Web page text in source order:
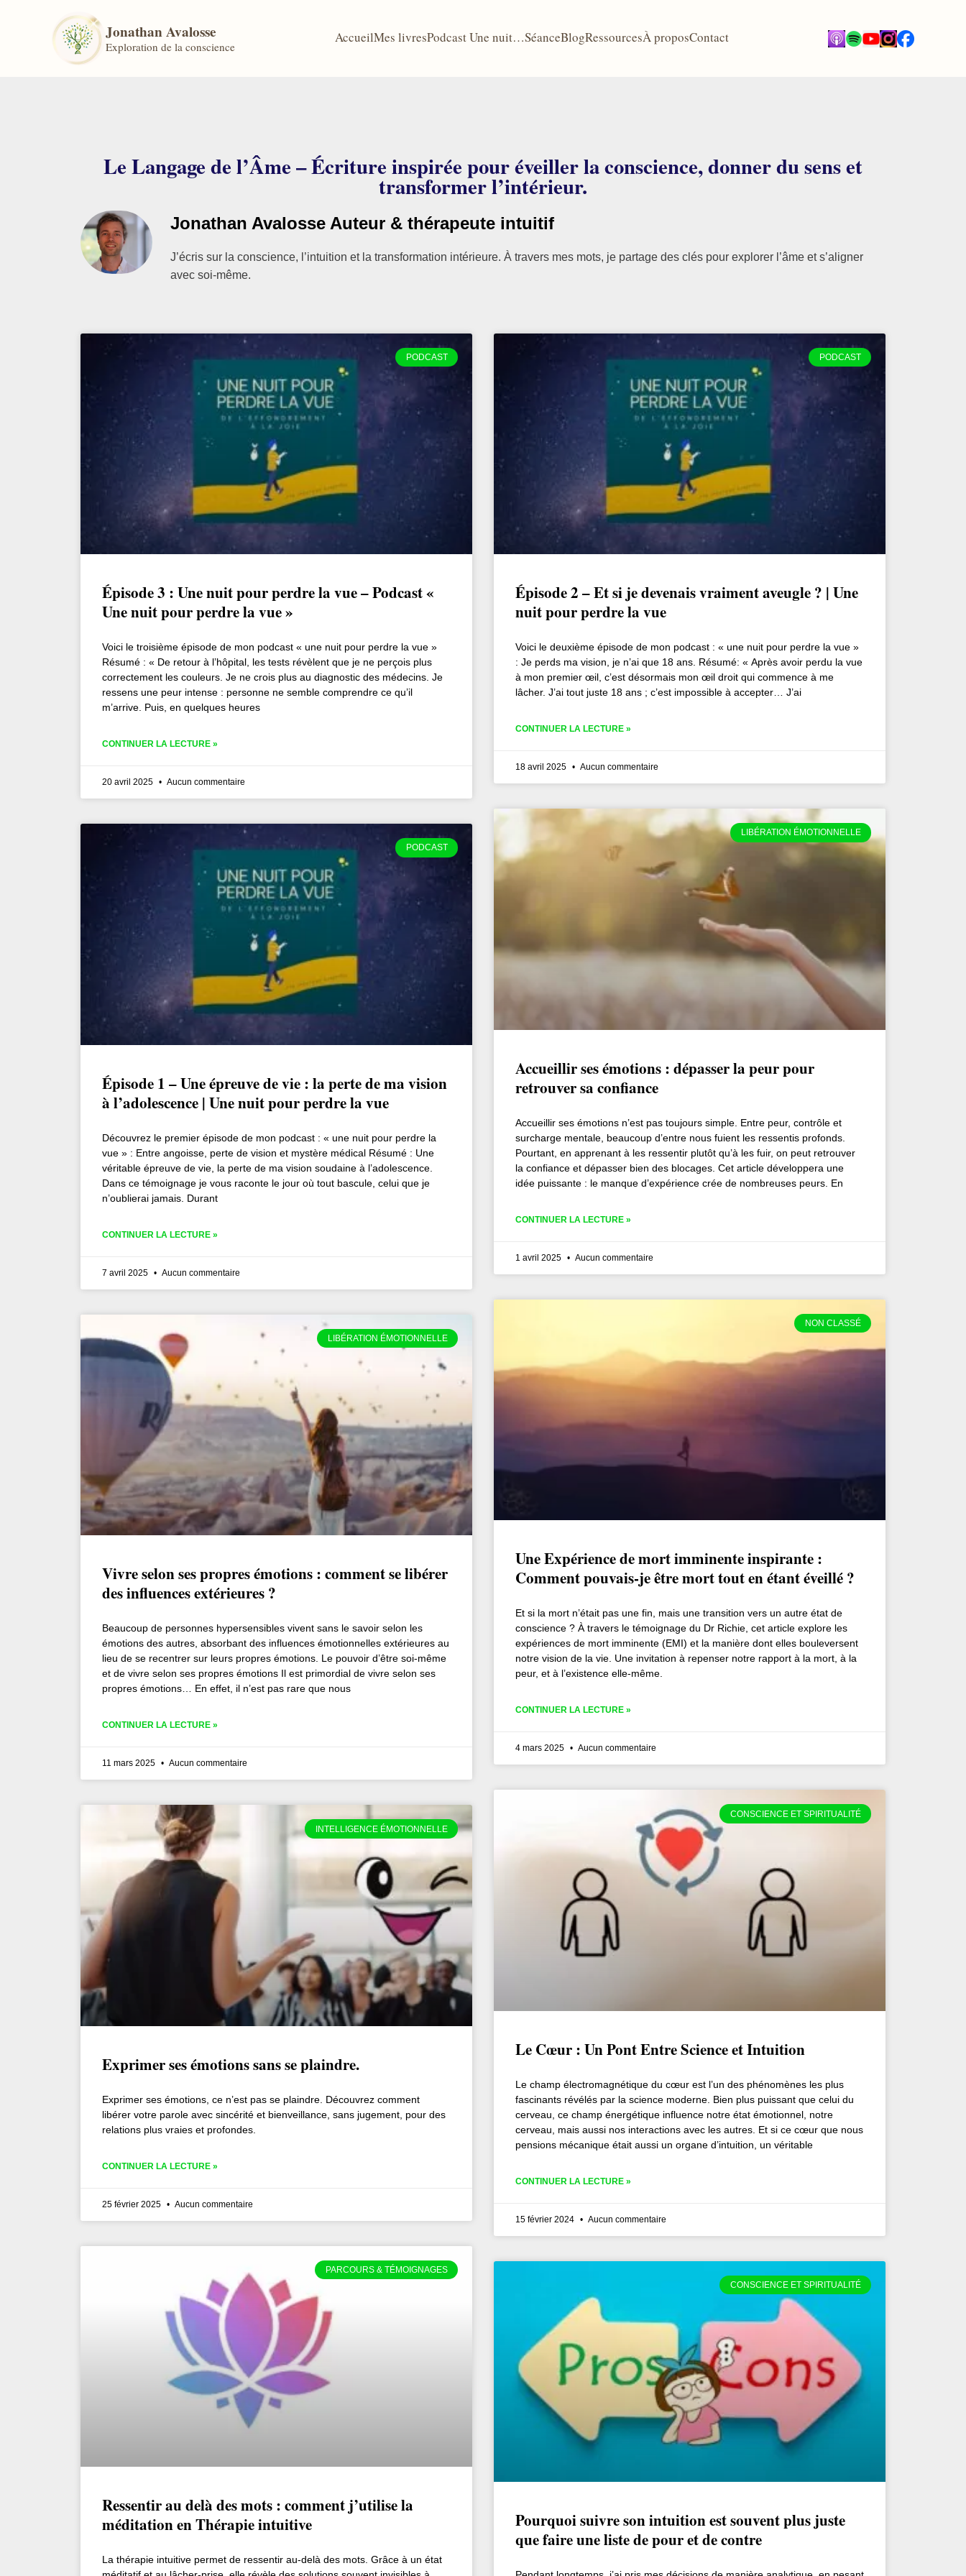
Jonathan Avalosse
Exploration de la conscience
AccueilMes livresPodcast Une nuit…SéanceBlogRessourcesÀ proposContact
Le Langage de l’Âme – Écriture inspirée pour éveiller la conscience, donner du sens et
transformer l’intérieur.
Jonathan Avalosse Auteur & thérapeute intuitif
J’écris sur la conscience, l’intuition et la transformation intérieure. À travers mes mots, je partage des clés pour explorer l’âme et s’aligner
avec soi-même.
PODCAST
Épisode 3 : Une nuit pour perdre la vue – Podcast «
Une nuit pour perdre la vue »
Voici le troisième épisode de mon podcast « une nuit pour perdre la vue »
Résumé : « De retour à l’hôpital, les tests révèlent que je ne perçois plus
correctement les couleurs. Je ne crois plus au diagnostic des médecins. Je
ressens une peur intense : personne ne semble comprendre ce qu’il
m’arrive. Puis, en quelques heures
CONTINUER LA LECTURE »
20 avril 2025 Aucun commentaire
PODCAST
Épisode 2 – Et si je devenais vraiment aveugle ? | Une
nuit pour perdre la vue
Voici le deuxième épisode de mon podcast : « une nuit pour perdre la vue »
: Je perds ma vision, je n’ai que 18 ans. Résumé: « Après avoir perdu la vue
à mon premier œil, c’est désormais mon œil droit qui commence à me
lâcher. J’ai tout juste 18 ans ; c’est impossible à accepter… J’ai
CONTINUER LA LECTURE »
18 avril 2025 Aucun commentaire
PODCAST
Épisode 1 – Une épreuve de vie : la perte de ma vision
à l’adolescence | Une nuit pour perdre la vue
Découvrez le premier épisode de mon podcast : « une nuit pour perdre la
vue » : Entre angoisse, perte de vision et mystère médical Résumé : Une
véritable épreuve de vie, la perte de ma vision soudaine à l’adolescence.
Dans ce témoignage je vous raconte le jour où tout bascule, celui que je
n’oublierai jamais. Durant
CONTINUER LA LECTURE »
7 avril 2025 Aucun commentaire
LIBÉRATION ÉMOTIONNELLE
Accueillir ses émotions : dépasser la peur pour
retrouver sa confiance
Accueillir ses émotions n’est pas toujours simple. Entre peur, contrôle et
surcharge mentale, beaucoup d’entre nous fuient les ressentis profonds.
Pourtant, en apprenant à les ressentir plutôt qu’à les fuir, on peut retrouver
la confiance et dépasser bien des blocages. Cet article développera une
idée puissante : le manque d’expérience crée de nombreuses peurs. En
CONTINUER LA LECTURE »
1 avril 2025 Aucun commentaire
LIBÉRATION ÉMOTIONNELLE
Vivre selon ses propres émotions : comment se libérer
des influences extérieures ?
Beaucoup de personnes hypersensibles vivent sans le savoir selon les
émotions des autres, absorbant des influences émotionnelles extérieures au
lieu de se recentrer sur leurs propres émotions. Le pouvoir d’être soi-même
et de vivre selon ses propres émotions Il est primordial de vivre selon ses
propres émotions… En effet, il n’est pas rare que nous
CONTINUER LA LECTURE »
11 mars 2025 Aucun commentaire
NON CLASSÉ
Une Expérience de mort imminente inspirante :
Comment pouvais-je être mort tout en étant éveillé ?
Et si la mort n’était pas une fin, mais une transition vers un autre état de
conscience ? À travers le témoignage du Dr Richie, cet article explore les
expériences de mort imminente (EMI) et la manière dont elles bouleversent
notre vision de la vie. Une invitation à repenser notre rapport à la mort, à la
peur, et à l’existence elle-même.
CONTINUER LA LECTURE »
4 mars 2025 Aucun commentaire
INTELLIGENCE ÉMOTIONNELLE
Exprimer ses émotions sans se plaindre.
Exprimer ses émotions, ce n’est pas se plaindre. Découvrez comment
libérer votre parole avec sincérité et bienveillance, sans jugement, pour des
relations plus vraies et profondes.
CONTINUER LA LECTURE »
25 février 2025 Aucun commentaire
CONSCIENCE ET SPIRITUALITÉ
Le Cœur : Un Pont Entre Science et Intuition
Le champ électromagnétique du cœur est l’un des phénomènes les plus
fascinants révélés par la science moderne. Bien plus puissant que celui du
cerveau, ce champ énergétique influence notre état émotionnel, notre
cerveau, mais aussi nos interactions avec les autres. Et si ce cœur que nous
pensions mécanique était aussi un organe d’intuition, un véritable
CONTINUER LA LECTURE »
15 février 2024 Aucun commentaire
PARCOURS & TÉMOIGNAGES
Ressentir au delà des mots : comment j’utilise la
méditation en Thérapie intuitive
La thérapie intuitive permet de ressentir au-delà des mots. Grâce à un état
CONSCIENCE ET SPIRITUALITÉ
Pourquoi suivre son intuition est souvent plus juste
que faire une liste de pour et de contre